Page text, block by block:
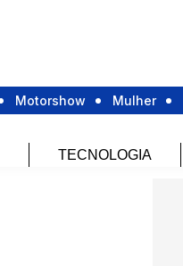
Motorshow Mulher
TECNOLOGIA